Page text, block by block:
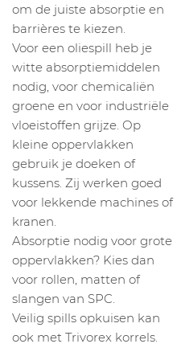
om de juiste absorptie en
barrières te kiezen.
Voor een oliespill heb je
witte absorptiemiddelen
nodig, voor chemicaliën
groene en voor industriële
vloeistoffen grijze. Op
kleine oppervlakken
gebruik je doeken of
kussens. Zij werken goed
voor lekkende machines of
kranen.
Absorptie nodig voor grote
oppervlakken? Kies dan
voor rollen, matten of
slangen van SPC.
Veilig spills opkuisen kan
ook met Trivorex korrels.